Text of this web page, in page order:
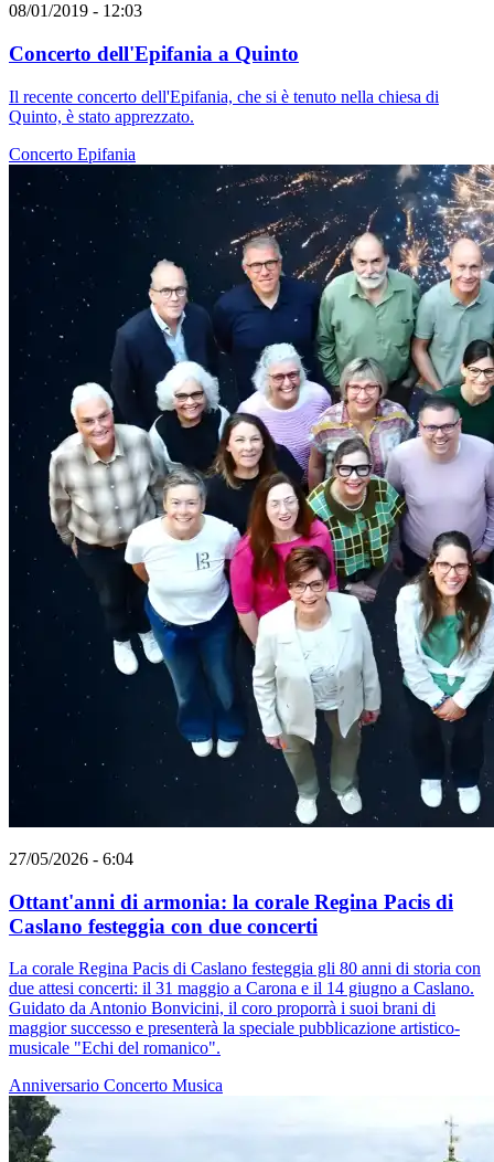
08/01/2019 - 12:03
Concerto dell'Epifania a Quinto
Il recente concerto dell'Epifania, che si è tenuto nella chiesa di
Quinto, è stato apprezzato.
Concerto Epifania
27/05/2026 - 6:04
Ottant'anni di armonia: la corale Regina Pacis di
Caslano festeggia con due concerti
La corale Regina Pacis di Caslano festeggia gli 80 anni di storia con
due attesi concerti: il 31 maggio a Carona e il 14 giugno a Caslano.
Guidato da Antonio Bonvicini, il coro proporrà i suoi brani di
maggior successo e presenterà la speciale pubblicazione artistico-
musicale "Echi del romanico".
Anniversario Concerto Musica